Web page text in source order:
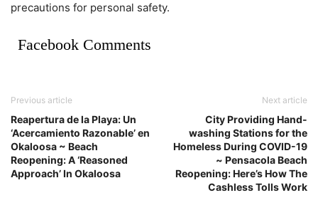
precautions for personal safety.
Facebook Comments
Previous article
Reapertura de la Playa: Un
‘Acercamiento Razonable’ en
Okaloosa ~ Beach
Reopening: A ‘Reasoned
Approach’ In Okaloosa
Next article
City Providing Hand-
washing Stations for the
Homeless During COVID-19
~ Pensacola Beach
Reopening: Here’s How The
Cashless Tolls Work